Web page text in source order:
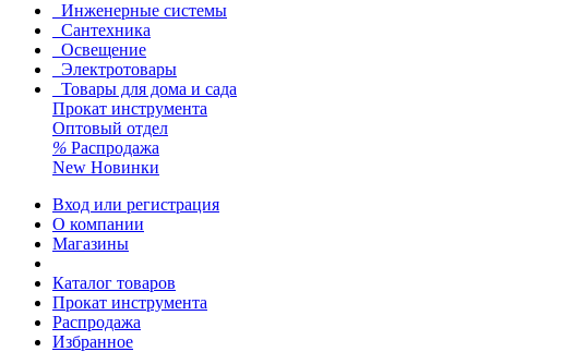
Инженерные системы
Сантехника
Освещение
Электротовары
Товары для дома и сада
Прокат инструмента
Оптовый отдел
% Распродажа
New Новинки
Вход или регистрация
О компании
Магазины
Каталог товаров
Прокат инструмента
Распродажа
Избранное